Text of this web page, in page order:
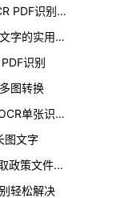
个人养老金新政PDF文字怎么复制？看图王OCR PDF识别文字提取方法
OCR截图识别怎么做？分享几种快速提取屏幕文字的实用方法
识别
图转换
图片上的文字怎么直接复制，分享几个实用的OCR单张识别方法
图文字
未来五年迎来多项变化！如何用看图王快速提取政策文件截图中的文字
轻松解决